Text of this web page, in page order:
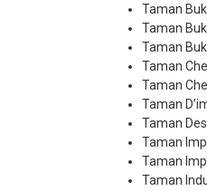
Taman
Taman
Taman
Taman
Taman
Taman
Taman
Taman
Taman
Taman